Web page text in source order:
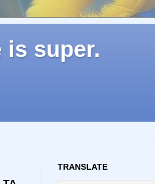
is super.
TRANSLATE